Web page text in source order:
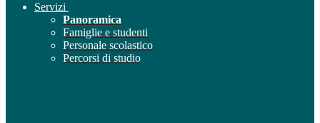
Servizi
Panoramica
Famiglie e studenti
Personale scolastico
Percorsi di studio